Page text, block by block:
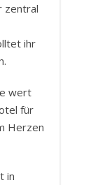
zentral
ihr
wert
für
Herzen
in